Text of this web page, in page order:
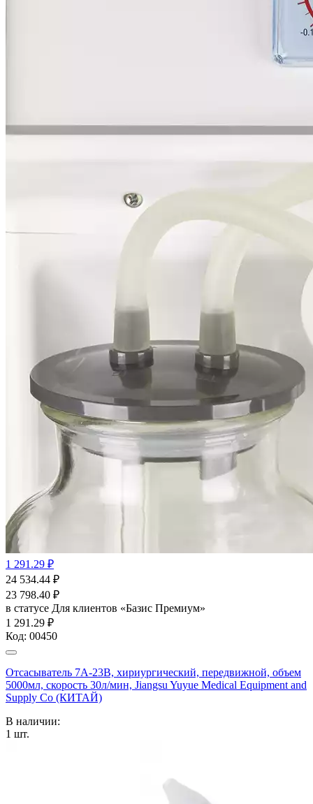
1 291.29 ₽
24 534.44 ₽
23 798.40 ₽
в статусе Для клиентов «Базис Премиум»
1 291.29 ₽
Код: 00450
Отсасыватель 7А-23В, хириургический, передвижной, объем
5000мл, скорость 30л/мин, Jiangsu Yuyue Medical Equipment and
Supply Co (КИТАЙ)
В наличии:
1 шт.